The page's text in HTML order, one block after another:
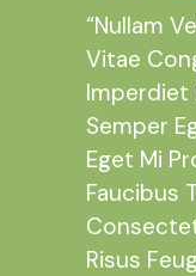
“Nullam
Vitae
Imperdiet
Semper
Eget Mi
Faucibus
Risus